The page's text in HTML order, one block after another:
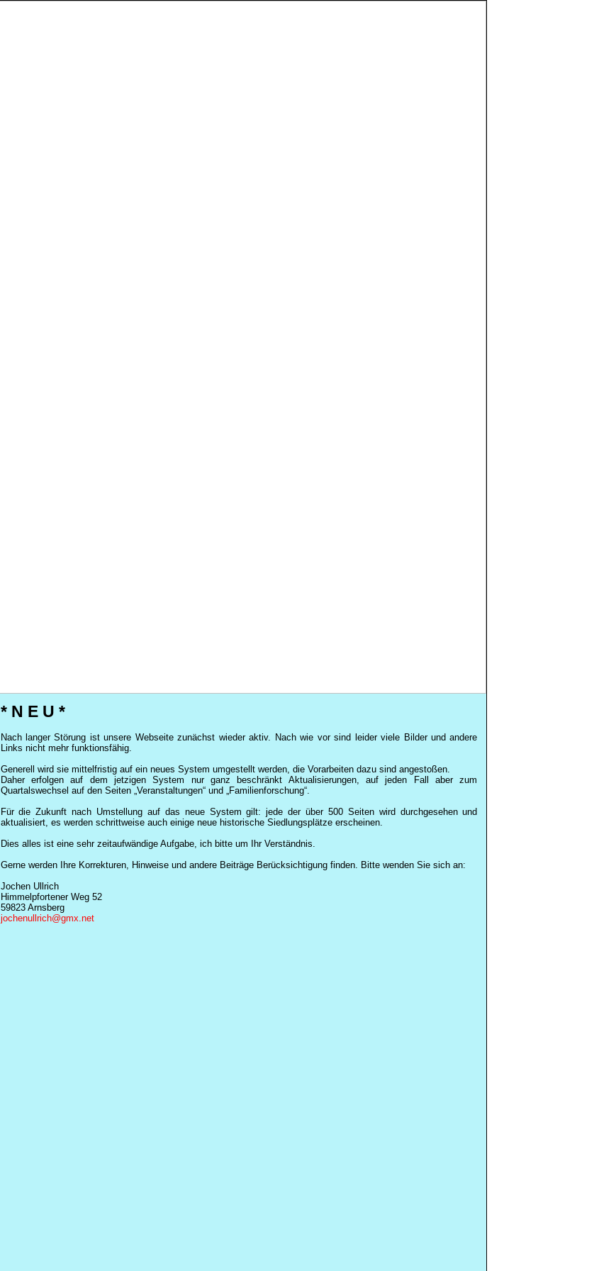
* N E U *
Nach langer Störung ist unsere Webseite zunächst wieder aktiv. Nach wie vor sind leider viele Bilder und andere
Links nicht mehr funktionsfähig.
Generell wird sie mittelfristig auf ein neues System umgestellt werden, die Vorarbeiten dazu sind angestoßen.
Daher erfolgen auf dem jetzigen System nur ganz beschränkt Aktualisierungen, auf jeden Fall aber zum
Quartalswechsel auf den Seiten „Veranstaltungen“ und „Familienforschung“.
Für die Zukunft nach Umstellung auf das neue System gilt: jede der über 500 Seiten wird durchgesehen und
aktualisiert, es werden schrittweise auch einige neue historische Siedlungsplätze erscheinen.
Dies alles ist eine sehr zeitaufwändige Aufgabe, ich bitte um Ihr Verständnis.
Gerne werden Ihre Korrekturen, Hinweise und andere Beiträge Berücksichtigung finden. Bitte wenden Sie sich an:
Jochen Ullrich
Himmelpfortener Weg 52
59823 Arnsberg
jochenullrich@gmx.net